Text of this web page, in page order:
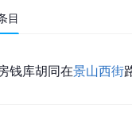
目
钱库胡同在景山西街